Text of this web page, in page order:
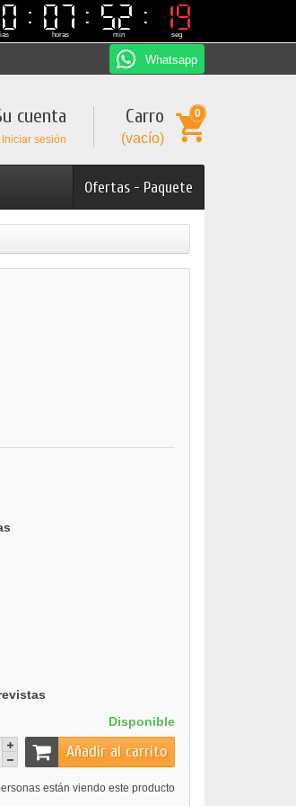
07
07
horas
52
52
min
19
19
seg
Whatsapp
Carro
(vacío)
0
cuenta
Iniciar sesión
Ofertas - Paquete
Disponible
Añadir al carrito
están viendo este producto